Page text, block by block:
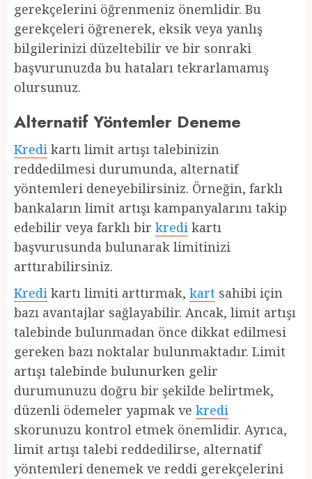
gerekçelerini öğrenmeniz önemlidir. Bu
gerekçeleri öğrenerek, eksik veya yanlış
bilgilerinizi düzeltebilir ve bir sonraki
başvurunuzda bu hataları tekrarlamamış
olursunuz.
Alternatif Yöntemler Deneme
Kredi kartı limit artışı talebinizin
reddedilmesi durumunda, alternatif
yöntemleri deneyebilirsiniz. Örneğin, farklı
bankaların limit artışı kampanyalarını takip
edebilir veya farklı bir kredi kartı
başvurusunda bulunarak limitinizi
arttırabilirsiniz.
Kredi kartı limiti arttırmak, kart sahibi için
bazı avantajlar sağlayabilir. Ancak, limit artışı
talebinde bulunmadan önce dikkat edilmesi
gereken bazı noktalar bulunmaktadır. Limit
artışı talebinde bulunurken gelir
durumunuzu doğru bir şekilde belirtmek,
düzenli ödemeler yapmak ve kredi
skorunuzu kontrol etmek önemlidir. Ayrıca,
limit artışı talebi reddedilirse, alternatif
yöntemleri denemek ve reddi gerekçelerini